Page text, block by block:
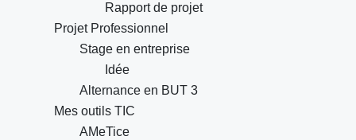
Rapport de projet
Projet Professionnel
Stage en entreprise
Idée
Alternance en BUT 3
Mes outils TIC
AMeTice